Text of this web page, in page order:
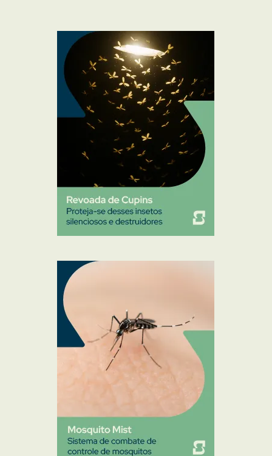
Mosquito Mist
Mosquitos
Percevejo de Cama
Pulgas e Carrapatos
Ratos
Sanitização
Traças